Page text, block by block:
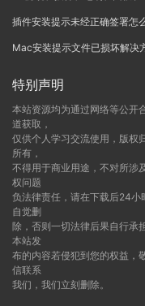
插件安装提示未经正确签署怎
Mac安装提示文件已损坏解决
特别声明
本站资源均为通过网络等公开
道获取，
仅供个人学习交流使用，版权
所有，
不得用于商业用途，不对所涉
权问题
负法律责任，请在下载后24小
自觉删
除，否则一切法律后果自行承
本站发
布的内容若侵犯到您的权益，
信联系
我们，我们立刻删除。